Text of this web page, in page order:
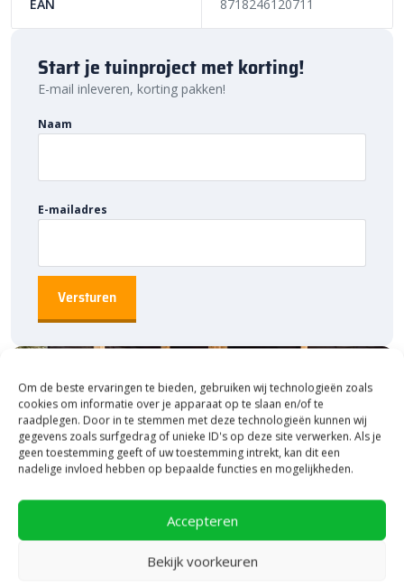
Om de beste ervaringen te bieden, gebruiken wij technologieën zoals
cookies om informatie over je apparaat op te slaan en/of te
raadplegen. Door in te stemmen met deze technologieën kunnen wij
gegevens zoals surfgedrag of unieke ID's op deze site verwerken. Als je
geen toestemming geeft of uw toestemming intrekt, kan dit een
nadelige invloed hebben op bepaalde functies en mogelijkheden.
Accepteren
Bekijk voorkeuren
prijs van de Cosmopolitan tegels bij Bestratingsmarkt.com.
EAN 8718246120711
Start je tuinproject met korting!
E-mail inleveren, korting pakken!
Naam
E-mailadres